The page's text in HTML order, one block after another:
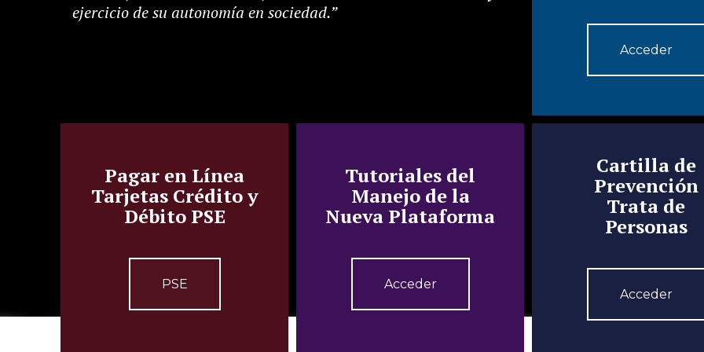
ejercicio de su autonomía en sociedad.”
Acceder
Pagar en Línea
Tarjetas Crédito y
Débito PSE
PSE
Tutoriales del
Manejo de la
Nueva Plataforma
Acceder
Cartilla de
Prevención
Trata de
Personas
Acceder